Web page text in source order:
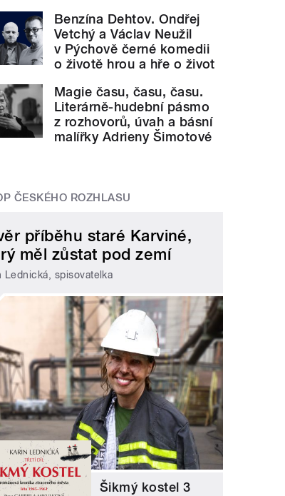
Benzína Dehtov. Ondřej
Vetchý a Václav Neužil
v Pýchově černé komedii
o životě hrou a hře o život
Magie času, času, času.
Literárně-hudební pásmo
z rozhovorů, úvah a básní
malířky Adrieny Šimotové
ČESKÉHO ROZHLASU
příběhu staré Karviné,
měl zůstat pod zemí
Lednická, spisovatelka
Šikmý kostel 3